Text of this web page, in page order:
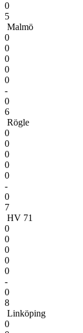
0
5
Malmö
0
0
0
0
0
-
0
6
Rögle
0
0
0
0
0
-
0
7
HV 71
0
0
0
0
0
-
0
8
Linköping
0